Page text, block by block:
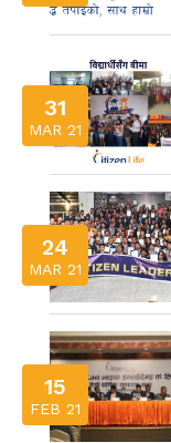
31
MAR 21
24
MAR 21
15
FEB 21